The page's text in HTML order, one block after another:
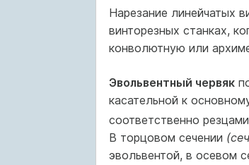
Нарезание линейчатых
винторезных станках,
конволютную или
Эвольвентный червяк
касательной к
соответственно
В торцовом сечении
эвольвентой, в осевом